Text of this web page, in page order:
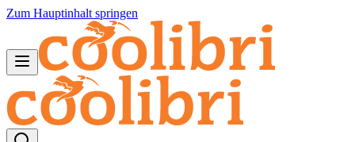
Zum Hauptinhalt springen